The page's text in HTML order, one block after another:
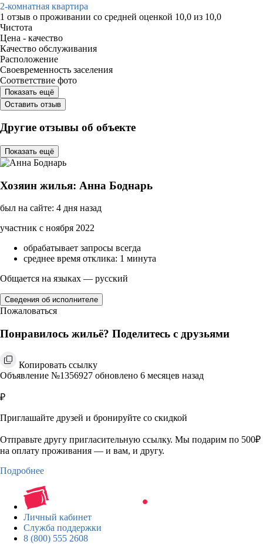
2-комнатная квартира
1 отзыв о проживании со средней оценкой 10,0 из 10,0
Чистота
Цена - качество
Качество обслуживания
Расположение
Своевременность заселения
Соответствие фото
Показать ещё
Оставить отзыв
Другие отзывы об объекте
Показать ещё
Хозяин жилья: Анна Боднарь
был на сайте: 4 дня назад
участник с ноября 2022
обрабатывает запросы всегда
среднее время отклика: 1 минута
Общается на языках — русский
Сведения об исполнителе
Пожаловаться
Понравилось жильё? Поделитесь с друзьями
Копировать ссылку
Объявление №1356927 обновлено 6 месяцев назад
₽
Приглашайте друзей и бронируйте со скидкой
Отправьте другу пригласительную ссылку. Мы подарим по 500₽
на оплату проживания — и вам, и другу.
Подробнее
Личный кабинет
Служба поддержки
8 (800) 555 2608